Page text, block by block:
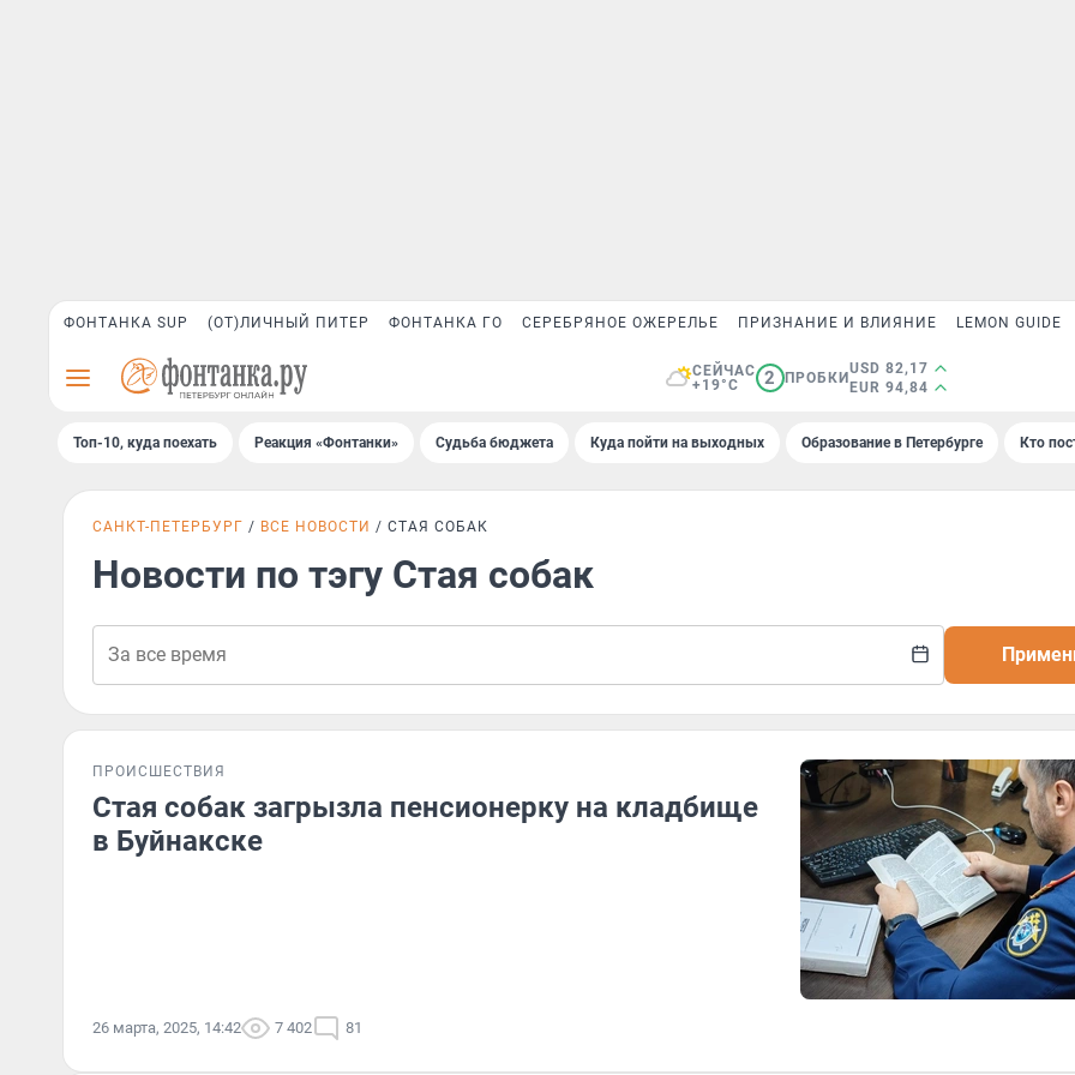
ФОНТАНКА SUP (ОТ)ЛИЧНЫЙ ПИТЕР ФОНТАНКА ГО СЕРЕБРЯНОЕ ОЖЕРЕЛЬЕ ПРИЗНАНИЕ И ВЛИЯНИЕ LEMON GUIDE
СЕЙЧАС
+19°C
2 ПРОБКИ
USD 82,17
EUR 94,84
Топ-10, куда поехать Реакция «Фонтанки» Судьба бюджета Куда пойти на выходных Образование в Петербурге Кто
САНКТ-ПЕТЕРБУРГ ВСЕ НОВОСТИ СТАЯ СОБАК
Новости по тэгу Стая собак
ПРОИСШЕСТВИЯ
Стая собак загрызла пенсионерку на кладбище
в Буйнакске
26 марта, 2025, 14:42 7 402 81